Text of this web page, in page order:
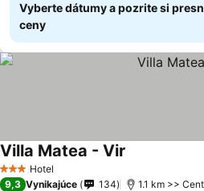
Vyberte dátumy a pozrite si
ceny
3 Počet hviezdičiek
Hotel
Villa Matea - Vir
9,3 Vynikajúce 134 1.1 km >>